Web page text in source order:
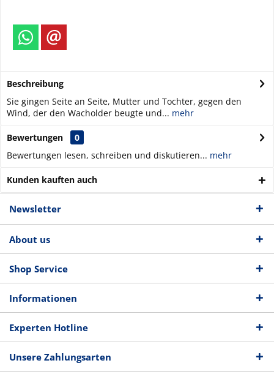
Beschreibung
Sie gingen Seite an Seite, Mutter und Tochter, gegen den
Wind, der den Wacholder beugte und... mehr
Bewertungen
0
Bewertungen lesen, schreiben und diskutieren... mehr
Kunden kauften auch
Newsletter
About us
Shop Service
Informationen
Experten Hotline
Unsere Zahlungsarten